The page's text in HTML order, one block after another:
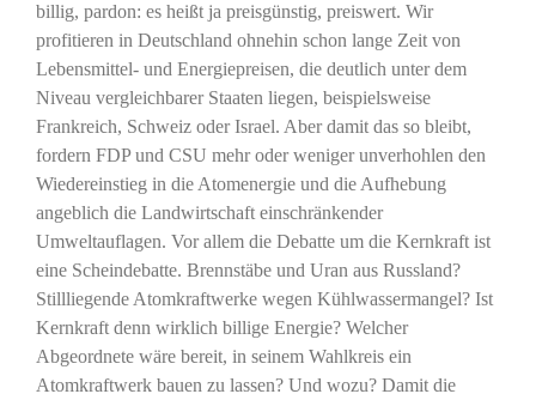
billig, pardon: es heißt ja preisgünstig, preiswert. Wir
profitieren in Deutschland ohnehin schon lange Zeit von
Lebensmittel- und Energiepreisen, die deutlich unter dem
Niveau vergleichbarer Staaten liegen, beispielsweise
Frankreich, Schweiz oder Israel. Aber damit das so bleibt,
fordern FDP und CSU mehr oder weniger unverhohlen den
Wiedereinstieg in die Atomenergie und die Aufhebung
angeblich die Landwirtschaft einschränkender
Umweltauflagen. Vor allem die Debatte um die Kernkraft ist
eine Scheindebatte. Brennstäbe und Uran aus Russland?
Stillliegende Atomkraftwerke wegen Kühlwassermangel? Ist
Kernkraft denn wirklich billige Energie? Welcher
Abgeordnete wäre bereit, in seinem Wahlkreis ein
Atomkraftwerk bauen zu lassen? Und wozu? Damit die